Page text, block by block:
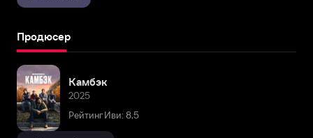
Продюсер
Камбэк
2025
Рейтинг Иви: 8,5